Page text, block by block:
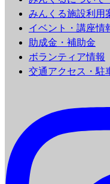
みんくる施設利用
イベント・講座情
助成金・補助金
ボランティア情報
交通アクセス・駐